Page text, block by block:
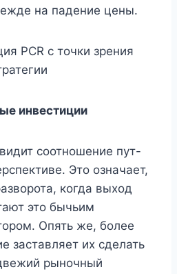
на падение цены.
PCR с точки зрения
инвестиции
соотношение пут-
Это означает,
когда выход
это бычьим
Опять же, более
заставляет их сделать
рыночный